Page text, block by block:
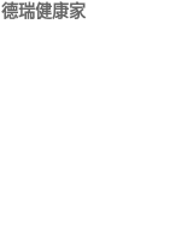
德瑞健康家